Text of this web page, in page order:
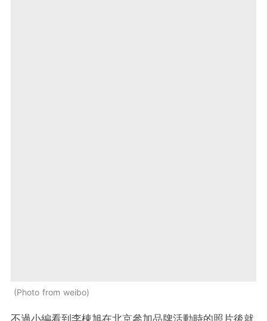
Photo from weibo
不過小編看到李棟旭在北京參加品牌活動時的照片後就